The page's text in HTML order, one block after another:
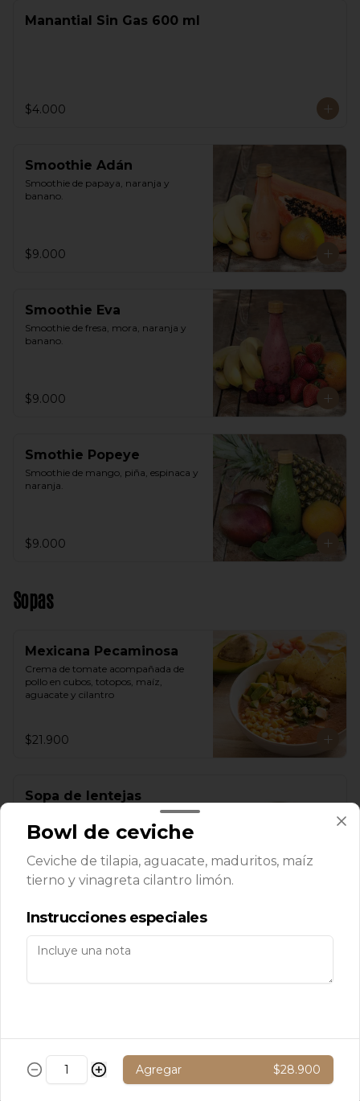
Manantial Sin Gas 600 ml
$4.000
Smoothie Adán
Smoothie de papaya, naranja y
banano.
$9.000
Smoothie Eva
Smoothie de fresa, mora, naranja y
banano.
$9.000
Smothie Popeye
Smoothie de mango, piña, espinaca y
naranja.
$9.000
Sopas
Mexicana Pecaminosa
Crema de tomate acompañada de
pollo en cubos, totopos, maíz,
aguacate y cilantro
$21.900
Sopa de lentejas
Sopa de lentejas y mix verduras.
$7.500
Sopa de verduras
Sopa con mix de verduras
Sopa de zanahoria
Bowl de ceviche
Ceviche de tilapia, aguacate, maduritos, maíz
tierno y vinagreta cilantro limón.
Instrucciones especiales
Agregar $28.900